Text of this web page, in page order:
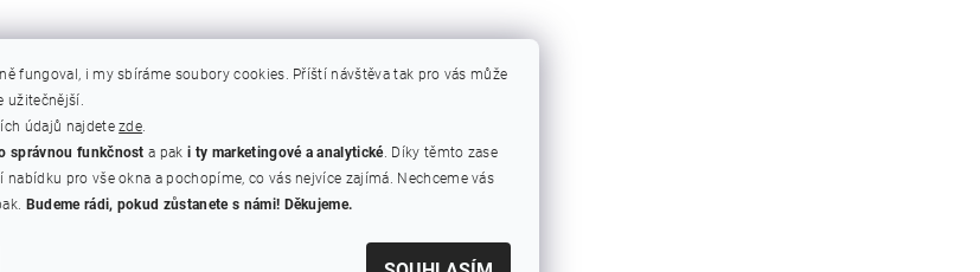
fungoval, i my sbíráme soubory cookies. Příští návštěva tak pro vás může
užitečnější.
údajů najdete zde
správnou funkčnost a paki ty marketingové a analytické. Díky těmto zase
nabídku pro vše okna a pochopíme, co vás nejvíce zajímá. Nechceme vás
Budeme rádi, pokud zůstanete s námi! Děkujeme.